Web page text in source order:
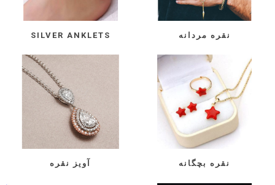
SILVER ANKLETS نقره مردانه
آویز نقره نقره بچگانه